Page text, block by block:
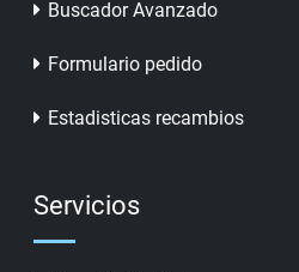
Buscador Avanzado
Formulario pedido
Estadisticas recambios
Servicios